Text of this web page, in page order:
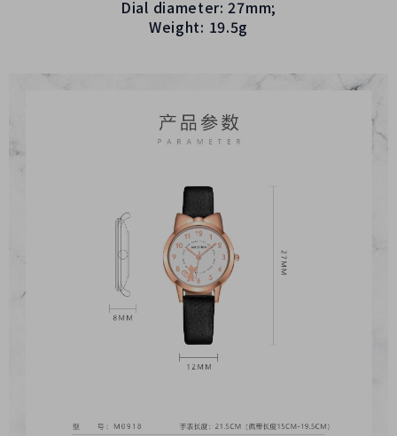
Dial diameter: 27mm;
Weight: 19.5g